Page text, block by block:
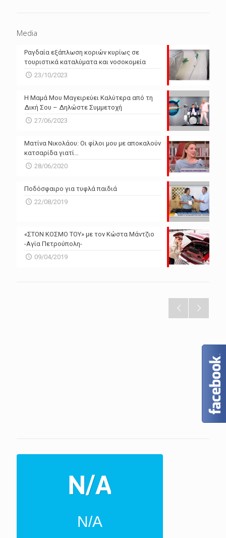
Media
Ραγδαία εξάπλωση κοριών κυρίως σε
τουριστικά καταλύματα και νοσοκομεία
23/10/2023
Η Μαμά Μου Μαγειρεύει Καλύτερα από τη
Δική Σου – Δηλώστε Συμμετοχή
27/06/2023
Ματίνα Νικολάου: Οι φίλοι μου με αποκαλούν
κατσαρίδα γιατί…
28/06/2020
Ποδόσφαιρο για τυφλά παιδιά
22/08/2019
«ΣΤΟΝ ΚΟΣΜΟ ΤΟΥ» με τον Κώστα Μάντζιο
-Αγία Πετρούπολη-
09/04/2019
N/A